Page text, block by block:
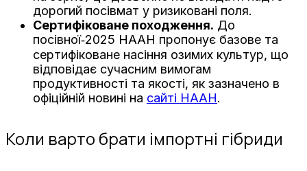
дорогий посівмат у ризиковані поля.
Сертифіковане походження. До
посівної‑2025 НААН пропонує базове та
сертифіковане насіння озимих культур, що
відповідає сучасним вимогам
продуктивності та якості, як зазначено в
офіційній новині на сайті НААН.
Коли варто брати імпортні гібриди